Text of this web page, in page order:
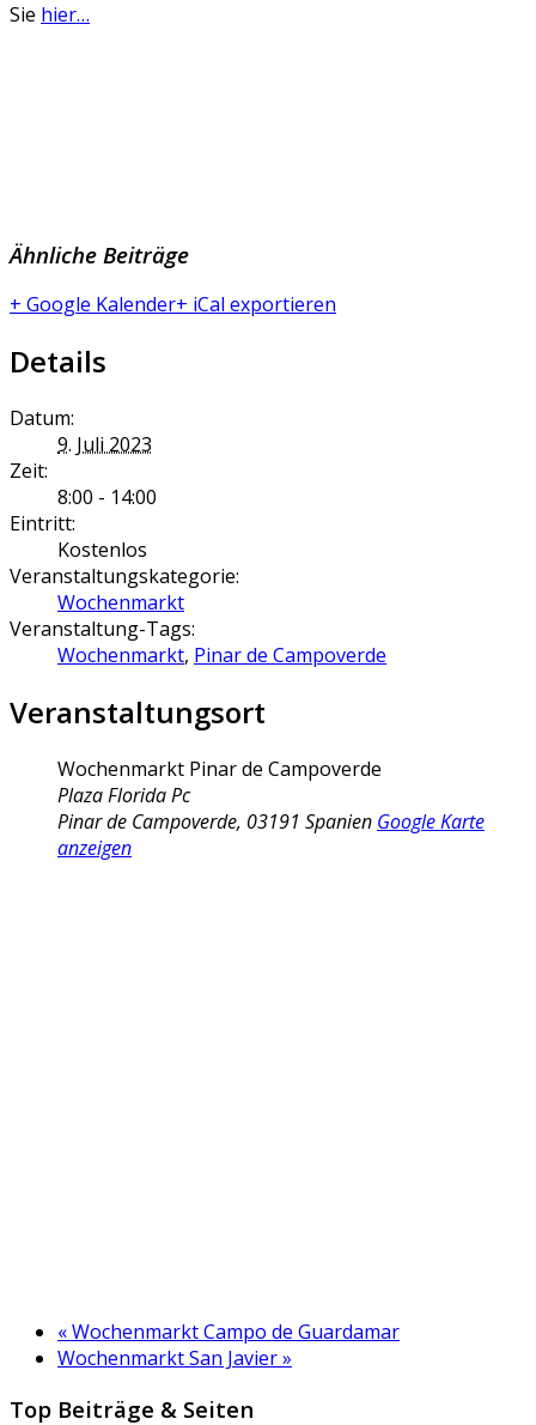
Sie hier…
Ähnliche Beiträge
+ Google Kalender+ iCal exportieren
Details
Datum:
9. Juli 2023
Zeit:
8:00 - 14:00
Eintritt:
Kostenlos
Veranstaltungskategorie:
Wochenmarkt
Veranstaltung-Tags:
Wochenmarkt, Pinar de Campoverde
Veranstaltungsort
Wochenmarkt Pinar de Campoverde
Plaza Florida Pc
Pinar de Campoverde, 03191 Spanien Google Karte
anzeigen
«Wochenmarkt Campo de Guardamar
Wochenmarkt San Javier»
Top Beiträge & Seiten